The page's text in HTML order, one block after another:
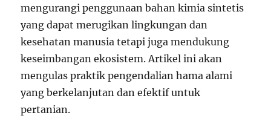
mengurangi penggunaan bahan kimia sintetis
yang dapat merugikan lingkungan dan
kesehatan manusia tetapi juga mendukung
keseimbangan ekosistem. Artikel ini akan
mengulas praktik pengendalian hama alami
yang berkelanjutan dan efektif untuk
pertanian.